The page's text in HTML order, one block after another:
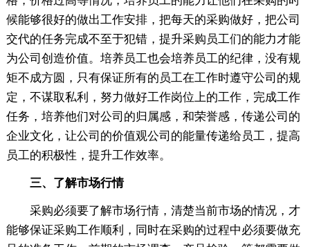
候能够很好的做出工作安排，把每天的采购做好，把公司
交代的任务完成不至于犯错，提升采购员工们的能力才能
为公司创造价值。培养员工也会培养员工的纪律，没有规
矩不成方圆，只有保证所有的员工在工作时遵守公司的规
定，不谋取私利，努力做好工作岗位上的工作，完成工作
任务，培养他们对公司的归属感，和荣誉感，传递公司的
企业文化，让公司的价值观公司的能量传递给员工，提高
员工的积极性，提升工作效率。
三、了解市场行情
采购必须要了解市场行情，清楚当前市场的情况，才
能够保证采购工作顺利，同时在采购的过程中必须要做充